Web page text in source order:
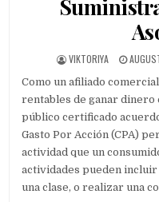
AUTHOR:
VIKTORIYA
Como un afiliado
rentables de ganar dinero
público certificado
Gasto Por Acción (CPA)
actividad que un
actividades pueden
una clase, o realizar una